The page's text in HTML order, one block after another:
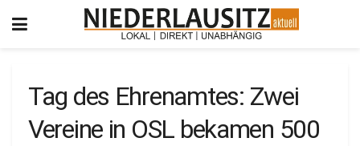
Tag des Ehrenamtes: Zwei
Vereine in OSL bekamen 500